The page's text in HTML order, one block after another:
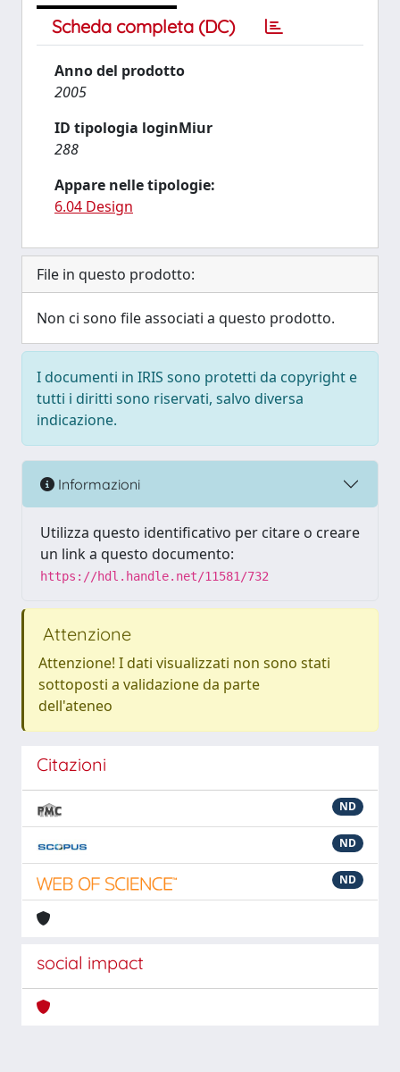
Scheda completa (DC)
Anno del prodotto
2005
ID tipologia loginMiur
288
Appare nelle tipologie:
6.04 Design
File in questo prodotto:
Non ci sono file associati a questo prodotto.
I documenti in IRIS sono protetti da copyright e
tutti i diritti sono riservati, salvo diversa
indicazione.
Informazioni
Utilizza questo identificativo per citare o creare
un link a questo documento:
https://hdl.handle.net/11581/732
Attenzione
Attenzione! I dati visualizzati non sono stati
sottoposti a validazione da parte
dell'ateneo
Citazioni
ND
ND
ND
social impact